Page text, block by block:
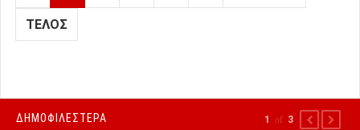
ΤΈΛΟΣ
ΔΗΜΟΦΙΛΕΣΤΕΡΑ 1 of 3 PREVIOUS
NEXT